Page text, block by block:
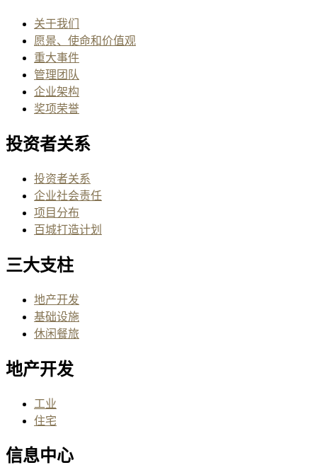
关于我们
愿景、使命和价值观
重大事件
管理团队
企业架构
奖项荣誉
投资者关系
投资者关系
企业社会责任
项目分布
百城打造计划
三大支柱
地产开发
基础设施
休闲餐旅
地产开发
工业
住宅
信息中心